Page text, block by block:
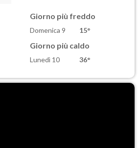
Giorno più freddo
Domenica 9 15°
Giorno più caldo
Lunedì 10 36°